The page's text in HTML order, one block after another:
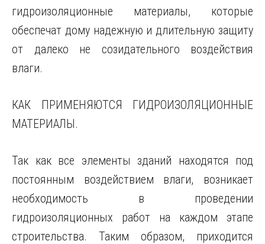
гидроизоляционные материалы, которые
обеспечат дому надежную и длительную защиту
от далеко не созидательного воздействия
влаги.
КАК ПРИМЕНЯЮТСЯ ГИДРОИЗОЛЯЦИОННЫЕ
МАТЕРИАЛЫ.
Так как все элементы зданий находятся под
постоянным воздействием влаги, возникает
необходимость в проведении
гидроизоляционных работ на каждом этапе
строительства. Таким образом, приходится